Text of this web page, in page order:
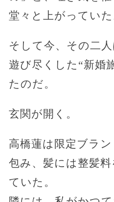
堂々と上がっていた
そして今、その二
遊び尽くした“新婚
たのだ。
玄関が開く。
高橋蓮は限定ブラ
包み、髪には整髪
ていた。